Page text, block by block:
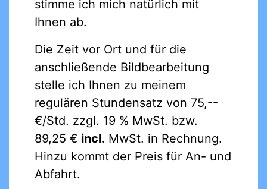
stimme ich mich natürlich mit
Ihnen ab.
Die Zeit vor Ort und für die
anschließende Bildbearbeitung
stelle ich Ihnen zu meinem
regulären Stundensatz von 75,--
€/Std. zzgl. 19 % MwSt. bzw.
89,25 € incl. MwSt. in Rechnung.
Hinzu kommt der Preis für An- und
Abfahrt.